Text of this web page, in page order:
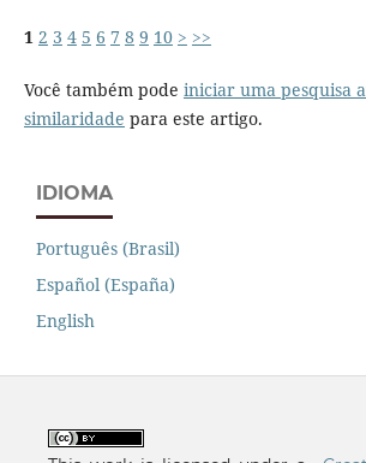
1 2 3 4 5 6 7 8 9 10 > >>
Você também pode iniciar uma pesquisa
similaridade para este artigo.
IDIOMA
Português (Brasil)
Español (España)
English